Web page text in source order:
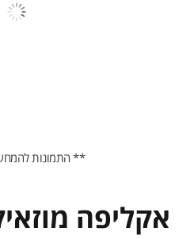
אקליפה
** התמונות